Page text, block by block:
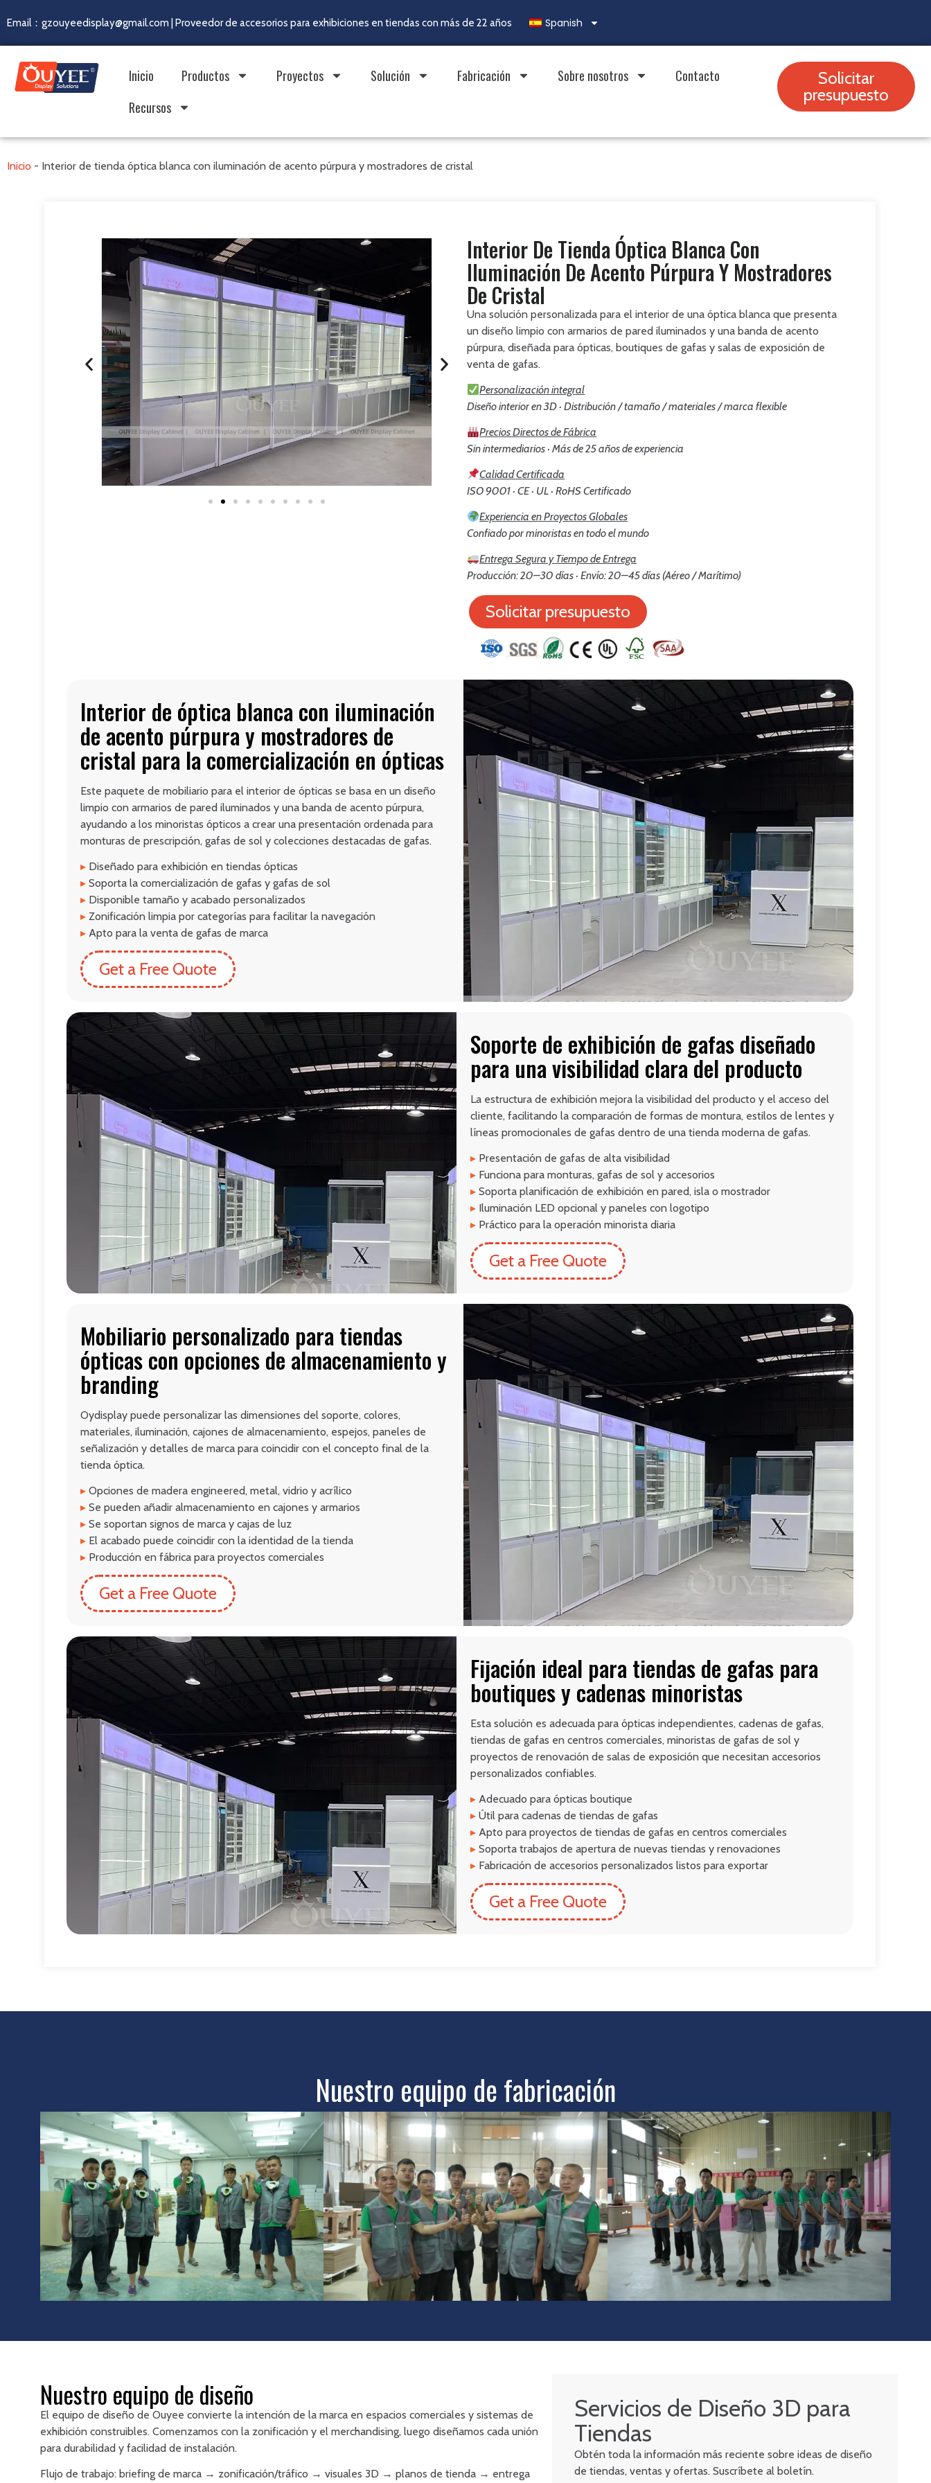
Email：gzouyeedisplay@gmail.com | Proveedor de accesorios para exhibiciones en tiendas con más de 22 años Spanish
Inicio Productos Proyectos Solución Fabricación Sobre nosotros
Contacto
Recursos
Solicitar
presupuesto
Inicio - Interior de tienda óptica blanca con iluminación de acento púrpura y mostradores de cristal
Interior De Tienda Óptica Blanca Con
Iluminación De Acento Púrpura Y Mostradores
De Cristal
Una solución personalizada para el interior de una óptica blanca que presenta
un diseño limpio con armarios de pared iluminados y una banda de acento
púrpura, diseñada para ópticas, boutiques de gafas y salas de exposición de
venta de gafas.
Personalización integral
Diseño interior en 3D · Distribución / tamaño / materiales / marca flexible
Precios Directos de Fábrica
Sin intermediarios · Más de 25 años de experiencia
Calidad Certificada
ISO 9001 · CE · UL · RoHS Certificado
Experiencia en Proyectos Globales
Confiado por minoristas en todo el mundo
Entrega Segura y Tiempo de Entrega
Producción: 20–30 días · Envío: 20–45 días (Aéreo / Marítimo)
Solicitar presupuesto
Interior de óptica blanca con iluminación
de acento púrpura y mostradores de
cristal para la comercialización en ópticas
Este paquete de mobiliario para el interior de ópticas se basa en un diseño
limpio con armarios de pared iluminados y una banda de acento púrpura,
ayudando a los minoristas ópticos a crear una presentación ordenada para
monturas de prescripción, gafas de sol y colecciones destacadas de gafas.
▸ Diseñado para exhibición en tiendas ópticas
▸ Soporta la comercialización de gafas y gafas de sol
▸ Disponible tamaño y acabado personalizados
▸ Zonificación limpia por categorías para facilitar la navegación
▸ Apto para la venta de gafas de marca
Get a Free Quote
Soporte de exhibición de gafas diseñado
para una visibilidad clara del producto
La estructura de exhibición mejora la visibilidad del producto y el acceso del
cliente, facilitando la comparación de formas de montura, estilos de lentes y
líneas promocionales de gafas dentro de una tienda moderna de gafas.
▸Presentación de gafas de alta visibilidad
▸Funciona para monturas, gafas de sol y accesorios
▸Soporta planificación de exhibición en pared, isla o mostrador
▸Iluminación LED opcional y paneles con logotipo
▸Práctico para la operación minorista diaria
Get a Free Quote
Mobiliario personalizado para tiendas
ópticas con opciones de almacenamiento y
branding
Oydisplay puede personalizar las dimensiones del soporte, colores,
materiales, iluminación, cajones de almacenamiento, espejos, paneles de
señalización y detalles de marca para coincidir con el concepto final de la
tienda óptica.
▸ Opciones de madera engineered, metal, vidrio y acrílico
▸ Se pueden añadir almacenamiento en cajones y armarios
▸ Se soportan signos de marca y cajas de luz
▸ El acabado puede coincidir con la identidad de la tienda
▸ Producción en fábrica para proyectos comerciales
Get a Free Quote
Fijación ideal para tiendas de gafas para
boutiques y cadenas minoristas
Esta solución es adecuada para ópticas independientes, cadenas de gafas,
tiendas de gafas en centros comerciales, minoristas de gafas de sol y
proyectos de renovación de salas de exposición que necesitan accesorios
personalizados confiables.
▸Adecuado para ópticas boutique
▸Útil para cadenas de tiendas de gafas
▸Apto para proyectos de tiendas de gafas en centros comerciales
▸Soporta trabajos de apertura de nuevas tiendas y renovaciones
▸Fabricación de accesorios personalizados listos para exportar
Get a Free Quote
Nuestro equipo de fabricación
Nuestro equipo de diseño
El equipo de diseño de Ouyee convierte la intención de la marca en espacios comerciales y sistemas de
exhibición construibles. Comenzamos con la zonificación y el merchandising, luego diseñamos cada unión
para durabilidad y facilidad de instalación.
Flujo de trabajo: briefing de marca → zonificación/tráfico → visuales 3D → planos de tienda → entrega
Servicios de Diseño 3D para
Tiendas
Obtén toda la información más reciente sobre ideas de diseño
de tiendas, ventas y ofertas. Suscríbete al boletín.